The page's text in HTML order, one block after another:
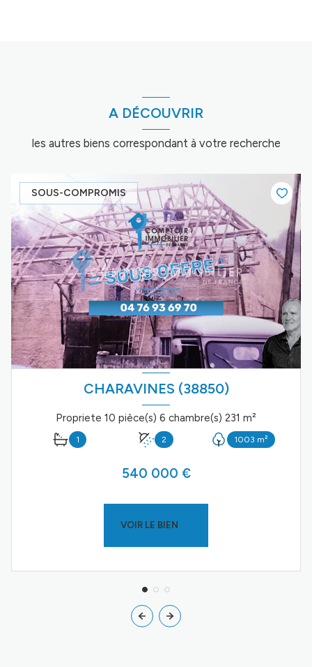
A DÉCOUVRIR
les autres biens correspondant à votre recherche
SOUS-COMPROMIS
CHARAVINES (38850)
Propriete 10 pièce(s) 6 chambre(s) 231 m²
1 2 1003 m²
540 000 €
VOIR LE BIEN